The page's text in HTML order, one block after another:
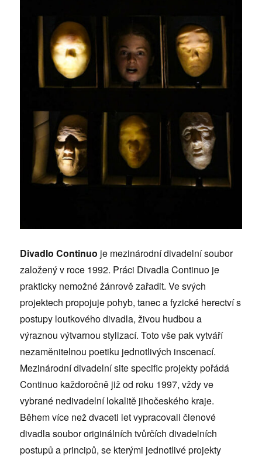
Divadlo Continuo je mezinárodní divadelní soubor
založený v roce 1992. Práci Divadla Continuo je
prakticky nemožné žánrově zařadit. Ve svých
projektech propojuje pohyb, tanec a fyzické herectví s
postupy loutkového divadla, živou hudbou a
výraznou výtvarnou stylizací. Toto vše pak vytváří
nezaměnitelnou poetiku jednotlivých inscenací.
Mezinárodní divadelní site specific projekty pořádá
Continuo každoročně již od roku 1997, vždy ve
vybrané nedivadelní lokalitě jihočeského kraje.
Během více než dvaceti let vypracovali členové
divadla soubor originálních tvůrčích divadelních
postupů a principů, se kterými jednotlivé projekty